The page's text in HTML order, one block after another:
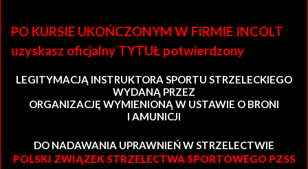
PO KURSIE UKOŃCZONYM W FIRMIE INCOLT
uzyskasz oficjalny TYTUŁ potwierdzony
LEGITYMACJĄ INSTRUKTORA SPORTU STRZELECKIEGO
WYDANĄ PRZEZ
ORGANIZACJĘ WYMIENIONĄ W USTAWIE O BRONI
I AMUNICJI
DO NADAWANIA UPRAWNIEŃ W STRZELECTWIE
POLSKI ZWIĄZEK STRZELECTWA SPORTOWEGO PZSS